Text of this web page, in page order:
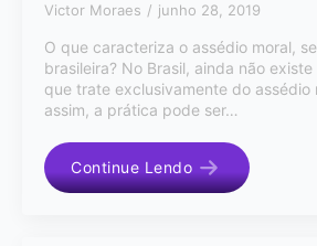
Victor Moraes junho 28, 2019
O que caracteriza o assédio moral,
brasileira? No Brasil, ainda não
que trate exclusivamente do assédio
assim, a prática pode ser…
Continue Lendo